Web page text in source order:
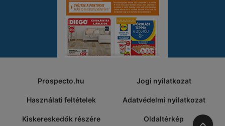
Prospecto.hu Jogi nyilatkozat
Használati feltételek Adatvédelmi nyilatkozat
Kiskereskedők részére Oldaltérkép A